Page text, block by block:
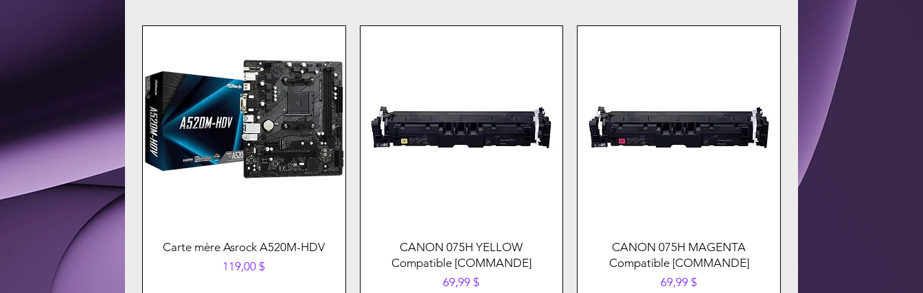
Carte mère Asrock A520M-HDV
Prix
119,00 $
CANON 075H YELLOW
Compatible [COMMANDE]
Prix
69,99 $
CANON 075H MAGENTA
Compatible [COMMANDE]
Prix
69,99 $